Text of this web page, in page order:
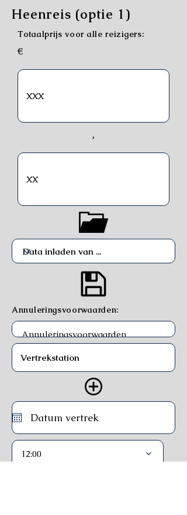
Heenreis (optie 1)
Totaalprijs voor alle reizigers:
€
,
Annuleringsvoorwaarden:
12:00